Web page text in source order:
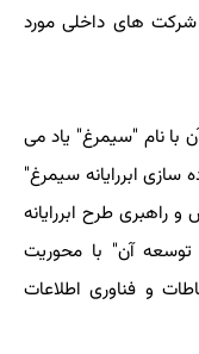
های داخلی مورد
با نام "سیمرغ" یاد می
ابررایانه سیمرغ"
راهبری طرح ابررایانه
آن" با محوریت
و فناوری اطلاعات